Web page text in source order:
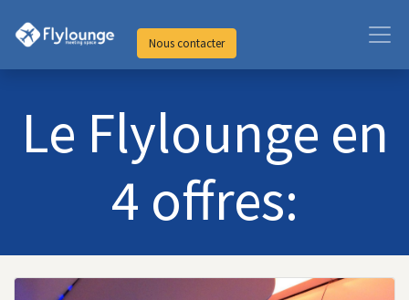
Nous contacter
Le Flylounge en
4 offres: